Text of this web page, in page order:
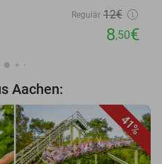
Regulär 12€
8,50€
Aachen:
41%